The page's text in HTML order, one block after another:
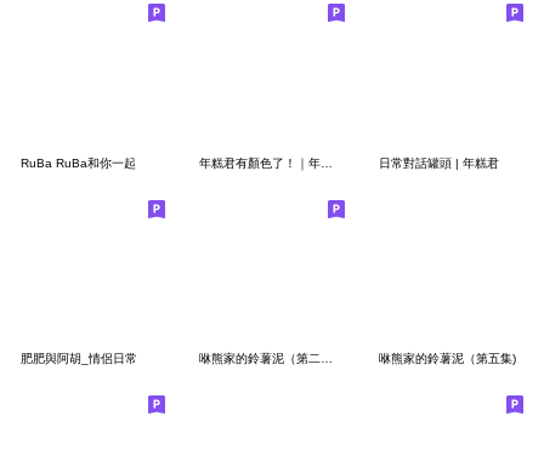
RuBa RuBa和你一起 日常對話罐頭 | 年糕君
肥肥與阿胡_情侶日常 咻熊家的鈴薯泥（第五集)